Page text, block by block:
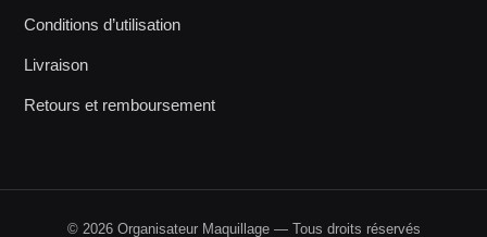
Conditions d’utilisation
Livraison
Retours et remboursement
© 2026 Organisateur Maquillage — Tous droits réservés